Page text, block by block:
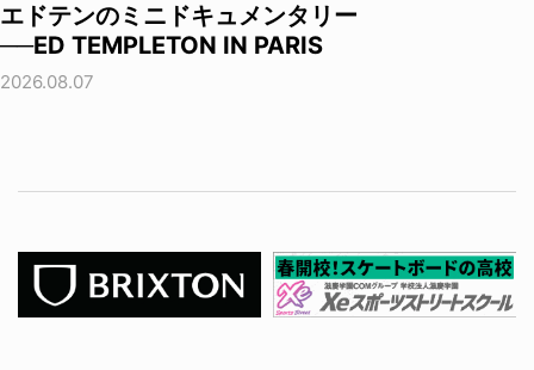
エドテンのミニドキュメンタリー
──ED TEMPLETON IN PARIS
2026.08.07